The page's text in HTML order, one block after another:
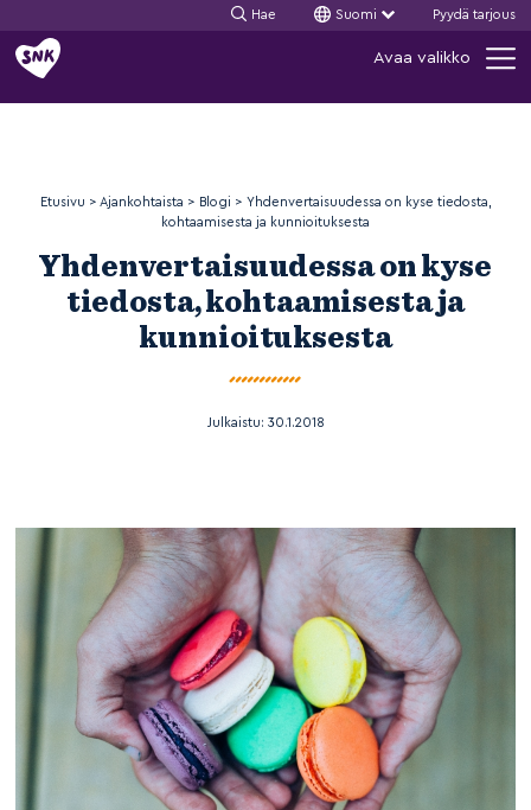
Siirry
sisältöön
Hae Suomi Pyydä tarjous
Avaa valikko
Etusivu > Ajankohtaista > Blogi > Yhdenvertaisuudessa on kyse tiedosta,
kohtaamisesta ja kunnioituksesta
Yhdenvertaisuudessa on kyse
tiedosta, kohtaamisesta ja
kunnioituksesta
Julkaistu: 30.1.2018